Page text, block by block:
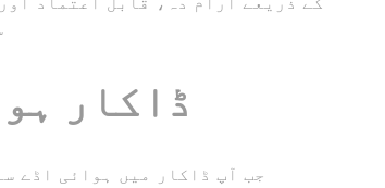
ڈاکار
جب آپ ڈاکار میں ہوائی اڈے